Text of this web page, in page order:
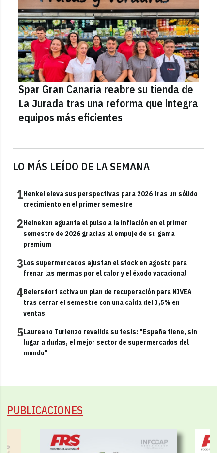
LO MÁS LEÍDO DE LA SEMANA
1Henkel eleva sus perspectivas para 2026 tras un sólido
crecimiento en el primer semestre
2Heineken aguanta el pulso a la inflación en el primer
semestre de 2026 gracias al empuje de su gama
premium
3Los supermercados ajustan el stock en agosto para
frenar las mermas por el calor y el éxodo vacacional
4Beiersdorf activa un plan de recuperación para NIVEA
tras cerrar el semestre con una caída del 3,5% en
ventas
5Laureano Turienzo revalida su tesis: "España tiene, sin
lugar a dudas, el mejor sector de supermercados del
mundo"
Spar Gran Canaria reabre su tienda de
La Jurada tras una reforma que integra
equipos más eficientes
PUBLICACIONES